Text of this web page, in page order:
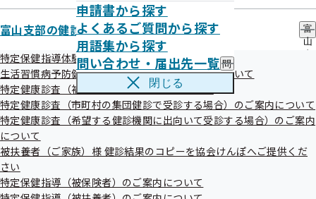
申請書から探す
よくあるご質問から探す
用語集から探す
問い合わせ・届出先一覧 問
い
わ
せ
・
出
閉じる
富山支部の健診・保健指導のご案内
富
山
診
・
指
特定保健指導体験レポート
生活習慣病予防健診等（被保険者の方の健診）について
特定健康診査（被扶養者の方の健診）について
特定健康診査（市町村の集団健診で受診する場合）のご案内について
特定健康診査（希望する健診機関に出向いて受診する場合）のご案内
について
被扶養者（ご家族）様 健診結果のコピーを協会けんぽへご提供くだ
さい
特定保健指導（被保険者）のご案内について
令和8年5月「とやま健康企業宣
言」銀（Step1）の認定をしまし
た
「とやま健康企業宣言」をされた企業様で銀（Step1）に認
定申請をいただいた2社について銀（Step1）の認定をしま
した。